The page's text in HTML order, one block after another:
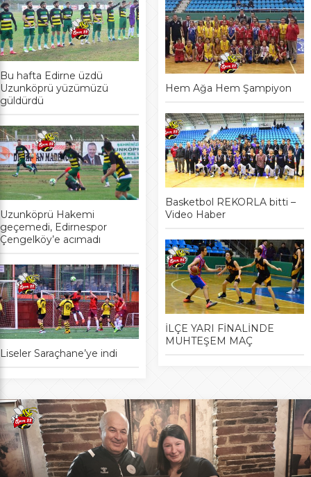
Bu hafta Edirne üzdü
Uzunköprü yüzümüzü
güldürdü
Uzunköprü Hakemi
geçemedi, Edirnespor
Çengelköy’e acımadı
Liseler Saraçhane’ye indi
Hem Ağa Hem Şampiyon
Basketbol REKORLA bitti –
Video Haber
İLÇE YARI FİNALİNDE
MUHTEŞEM MAÇ